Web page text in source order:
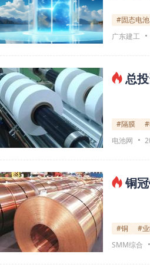
#固态电池
广东建工
总
#隔膜
电池网
铜
#铜 #
SMM综合